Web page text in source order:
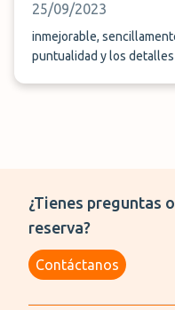
25/09/2023
inmejorable,
puntualidad y los
¿Tienes preguntas
reserva?
Contáctanos